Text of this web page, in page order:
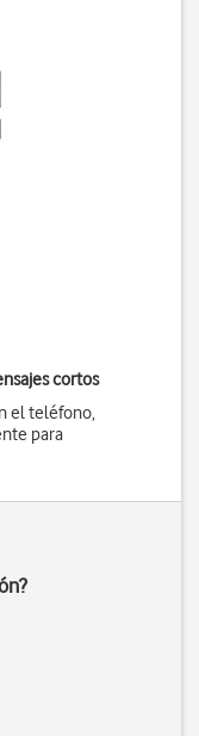
cortos
el teléfono,
para